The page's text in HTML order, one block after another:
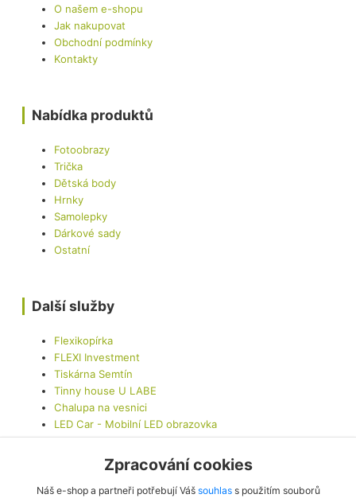
O našem e-shopu
Jak nakupovat
Obchodní podmínky
Kontakty
Nabídka produktů
Fotoobrazy
Trička
Dětská body
Hrnky
Samolepky
Dárkové sady
Ostatní
Další služby
Flexikopírka
FLEXI Investment
Tiskárna Semtín
Tinny house U LABE
Chalupa na vesnici
LED Car - Mobilní LED obrazovka
Zpracování cookies
Náš e-shop a partneři potřebují Váš souhlass použitím souborů